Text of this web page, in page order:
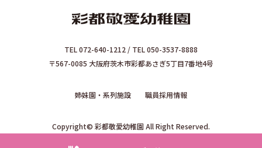
TEL 072-640-1212 / TEL 050-3537-8888
〒567-0085 大阪府茨木市彩都あさぎ5丁目7番地4号
姉妹園・系列施設 職員採用情報
Copyright© 彩都敬愛幼稚園 All Right Reserved.